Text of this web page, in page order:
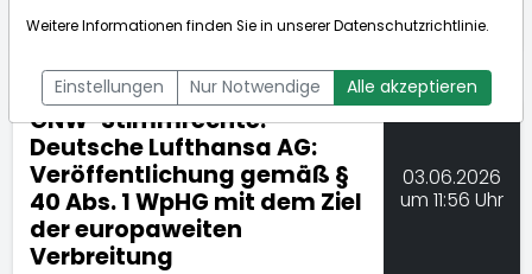
NEWSBOT
GNW-Stimmrechte:
Deutsche Lufthansa AG:
Veröffentlichung gemäß §
40 Abs. 1 WpHG mit dem Ziel
der europaweiten
Verbreitung
03.06.2026
um 11:56 Uhr
Weitere Informationen finden Sie in unsererDatenschutzrichtlinie.
Einstellungen Nur Notwendige Alle akzeptieren